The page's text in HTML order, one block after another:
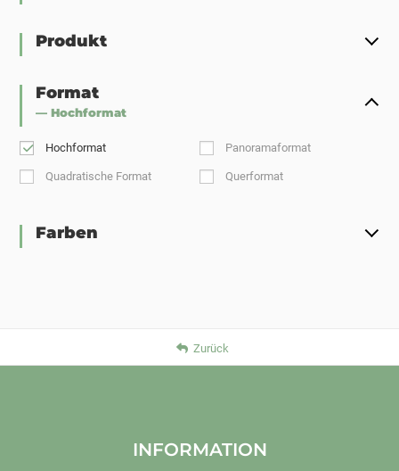
Produkt
Format
— Hochformat
Hochformat Panoramaformat
Quadratische Format Querformat
Farben
Zurück
INFORMATION